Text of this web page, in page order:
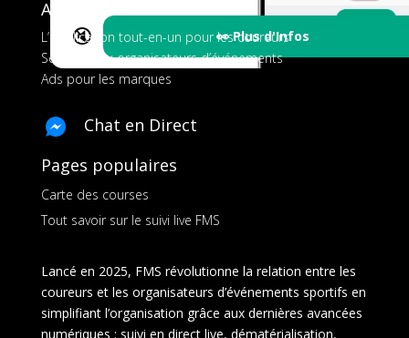
🔇 👀 Plus d'Infos
A propos de FMS
L’application tout-en-un pour les coureurs
Services aux organisateurs d’événements
Ads pour les marques
Chat en Direct
Pages populaires
Carte des courses
Tout savoir sur le suivi live FMS
Lancé en 2025, FMS révolutionne la relation entre les
coureurs et les organisateurs d’événements sportifs en
simplifiant l’organisation grâce aux dernières avancées
numériques : suivi en direct live, dématérialisation,